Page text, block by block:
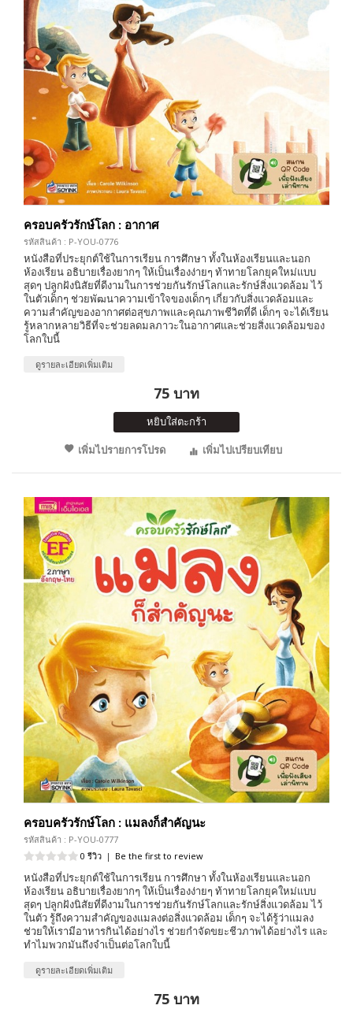
ครอบครัวรักษ์โลก : อากาศ
รหัสสินค้า : P-YOU-0776
หนังสือที่ประยุกต์ใช้ในการเรียน การศึกษา ทั้งในห้องเรียนและนอก
ห้องเรียน อธิบายเรื่องยากๆ ให้เป็นเรื่องง่ายๆ ท้าทายโลกยุคใหม่แบบ
สุดๆ ปลูกฝังนิสัยที่ดีงามในการช่วยกันรักษ์โลกและรักษ์สิ่งแวดล้อม ไว้
ในตัวเด็กๆ ช่วยพัฒนาความเข้าใจของเด็กๆ เกี่ยวกับสิ่งแวดล้อมและ
ความสำคัญของอากาศต่อสุขภาพและคุณภาพชีวิตที่ดี เด็กๆ จะได้เรียน
รู้หลากหลายวิธีที่จะช่วยลดมลภาวะในอากาศและช่วยสิ่งแวดล้อมของ
โลกใบนี้
ดูรายละเอียดเพิ่มเติม
75 บาท
หยิบใส่ตะกร้า
เพิ่มไปรายการโปรด
เพิ่มไปเปรียบเทียบ
ครอบครัวรักษ์โลก : แมลงก็สำคัญนะ
รหัสสินค้า : P-YOU-0777
0 รีวิว | Be the first to review
หนังสือที่ประยุกต์ใช้ในการเรียน การศึกษา ทั้งในห้องเรียนและนอก
ห้องเรียน อธิบายเรื่องยากๆ ให้เป็นเรื่องง่ายๆ ท้าทายโลกยุคใหม่แบบ
สุดๆ ปลูกฝังนิสัยที่ดีงามในการช่วยกันรักษ์โลกและรักษ์สิ่งแวดล้อม ไว้
ในตัว รู้ถึงความสำคัญของแมลงต่อสิ่งแวดล้อม เด็กๆ จะได้รู้ว่าแมลง
ช่วยให้เรามีอาหารกินได้อย่างไร ช่วยกำจัดขยะชีวภาพได้อย่างไร และ
ทำไมพวกมันถึงจำเป็นต่อโลกใบนี้
ดูรายละเอียดเพิ่มเติม
75 บาท